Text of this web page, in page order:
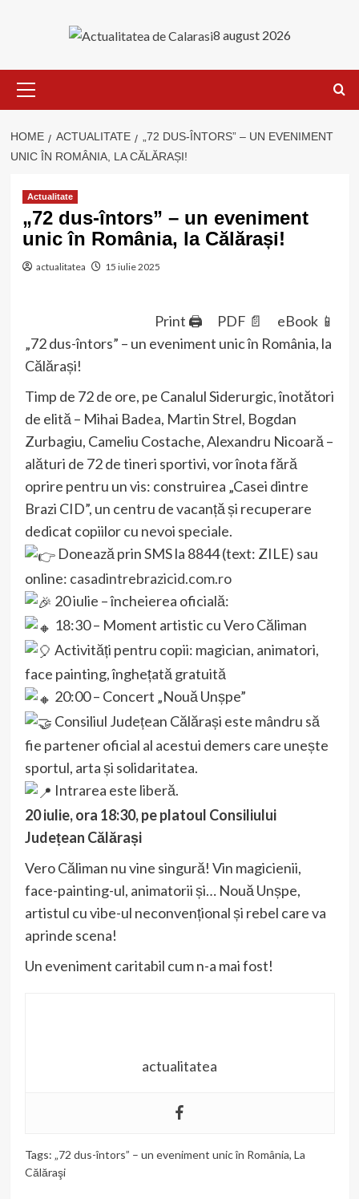
8 august 2026
Menu
HOME ACTUALITATE
„72 DUS-ÎNTORS” – UN EVENIMENT
UNIC ÎN ROMÂNIA, LA CĂLĂRAȘI!
Actualitate
„72 dus-întors” – un eveniment
unic în România, la Călărași!
actualitatea 15 iulie 2025
Print 🖨 PDF 📄
eBook 📱
„72 dus-întors” – un eveniment unic în România, la
Călărași!
Timp de 72 de ore, pe Canalul Siderurgic, înotători
de elită – Mihai Badea, Martin Strel, Bogdan
Zurbagiu, Cameliu Costache, Alexandru Nicoară –
alături de 72 de tineri sportivi, vor înota fără
oprire pentru un vis: construirea „Casei dintre
Brazi CID”, un centru de vacanță și recuperare
dedicat copiilor cu nevoi speciale.
Donează prin SMS la 8844 (text: ZILE) sau
online: casadintrebrazicid.com.ro
20 iulie – încheierea oficială:
18:30 – Moment artistic cu Vero Căliman
Activități pentru copii: magician, animatori,
face painting, înghețată gratuită
20:00 – Concert „Nouă Unșpe”
Consiliul Județean Călărași este mândru să
fie partener oficial al acestui demers care unește
sportul, arta și solidaritatea.
Intrarea este liberă.
20 iulie, ora 18:30, pe platoul Consiliului
Județean Călărași
Vero Căliman nu vine singură! Vin magicienii,
face-painting-ul, animatorii și… Nouă Unșpe,
artistul cu vibe-ul neconvențional și rebel care va
aprinde scena!
Un eveniment caritabil cum n-a mai fost!
actualitatea
Tags: „72 dus-întors” – un eveniment unic în România, La
Călăraşi